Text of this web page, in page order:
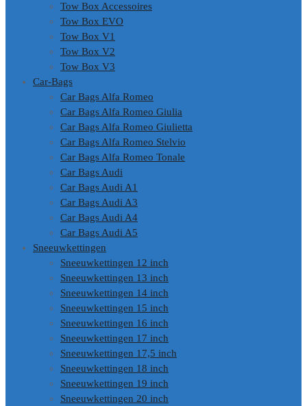
Tow Box Accessoires
Tow Box EVO
Tow Box V1
Tow Box V2
Tow Box V3
Car-Bags
Car Bags Alfa Romeo
Car Bags Alfa Romeo Giulia
Car Bags Alfa Romeo Giulietta
Car Bags Alfa Romeo Stelvio
Car Bags Alfa Romeo Tonale
Car Bags Audi
Car Bags Audi A1
Car Bags Audi A3
Car Bags Audi A4
Car Bags Audi A5
Sneeuwkettingen
Sneeuwkettingen 12 inch
Sneeuwkettingen 13 inch
Sneeuwkettingen 14 inch
Sneeuwkettingen 15 inch
Sneeuwkettingen 16 inch
Sneeuwkettingen 17 inch
Sneeuwkettingen 17,5 inch
Sneeuwkettingen 18 inch
Sneeuwkettingen 19 inch
Sneeuwkettingen 20 inch